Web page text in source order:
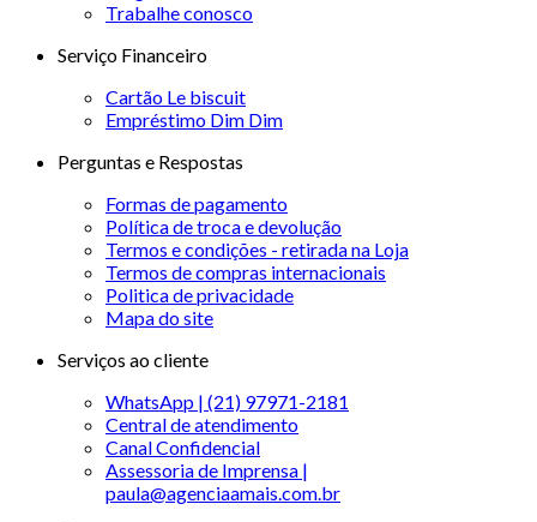
Trabalhe conosco
Serviço Financeiro
Cartão Le biscuit
Empréstimo Dim Dim
Perguntas e Respostas
Formas de pagamento
Política de troca e devolução
Termos e condições - retirada na Loja
Termos de compras internacionais
Politica de privacidade
Mapa do site
Serviços ao cliente
WhatsApp | (21) 97971-2181
Central de atendimento
Canal Confidencial
Assessoria de Imprensa |
paula@agenciaamais.com.br